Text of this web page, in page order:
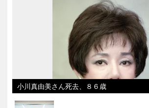
小川真由美さん死去、８６歳